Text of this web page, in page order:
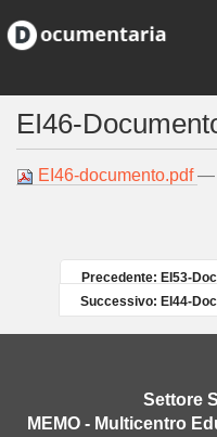
EI46-
EI46-documento.pdf—
Precedente: EI53-
Successivo: EI44-
Settore
MEMO - Multicentro